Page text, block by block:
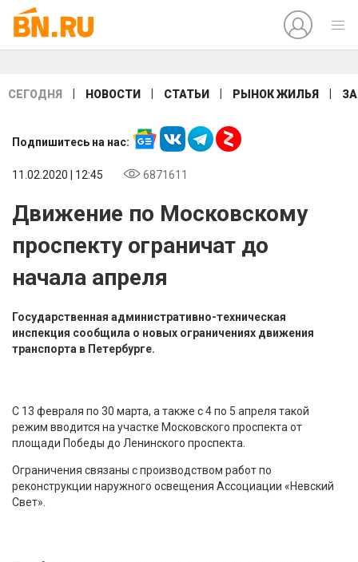
СЕГОДНЯ НОВОСТИ СТАТЬИ РЫНОК ЖИЛЬЯ
Подпишитесь на нас:
11.02.2020 | 12:45 6871611
Движение по Московскому
проспекту ограничат до
начала апреля
Государственная административно-техническая
инспекция сообщила о новых ограничениях движения
транспорта в Петербурге.
С 13 февраля по 30 марта, а также с 4 по 5 апреля такой
режим вводится на участке Московского проспекта от
площади Победы до Ленинского проспекта.
Ограничения связаны с производством работ по
реконструкции наружного освещения Ассоциации «Невский
Свет».